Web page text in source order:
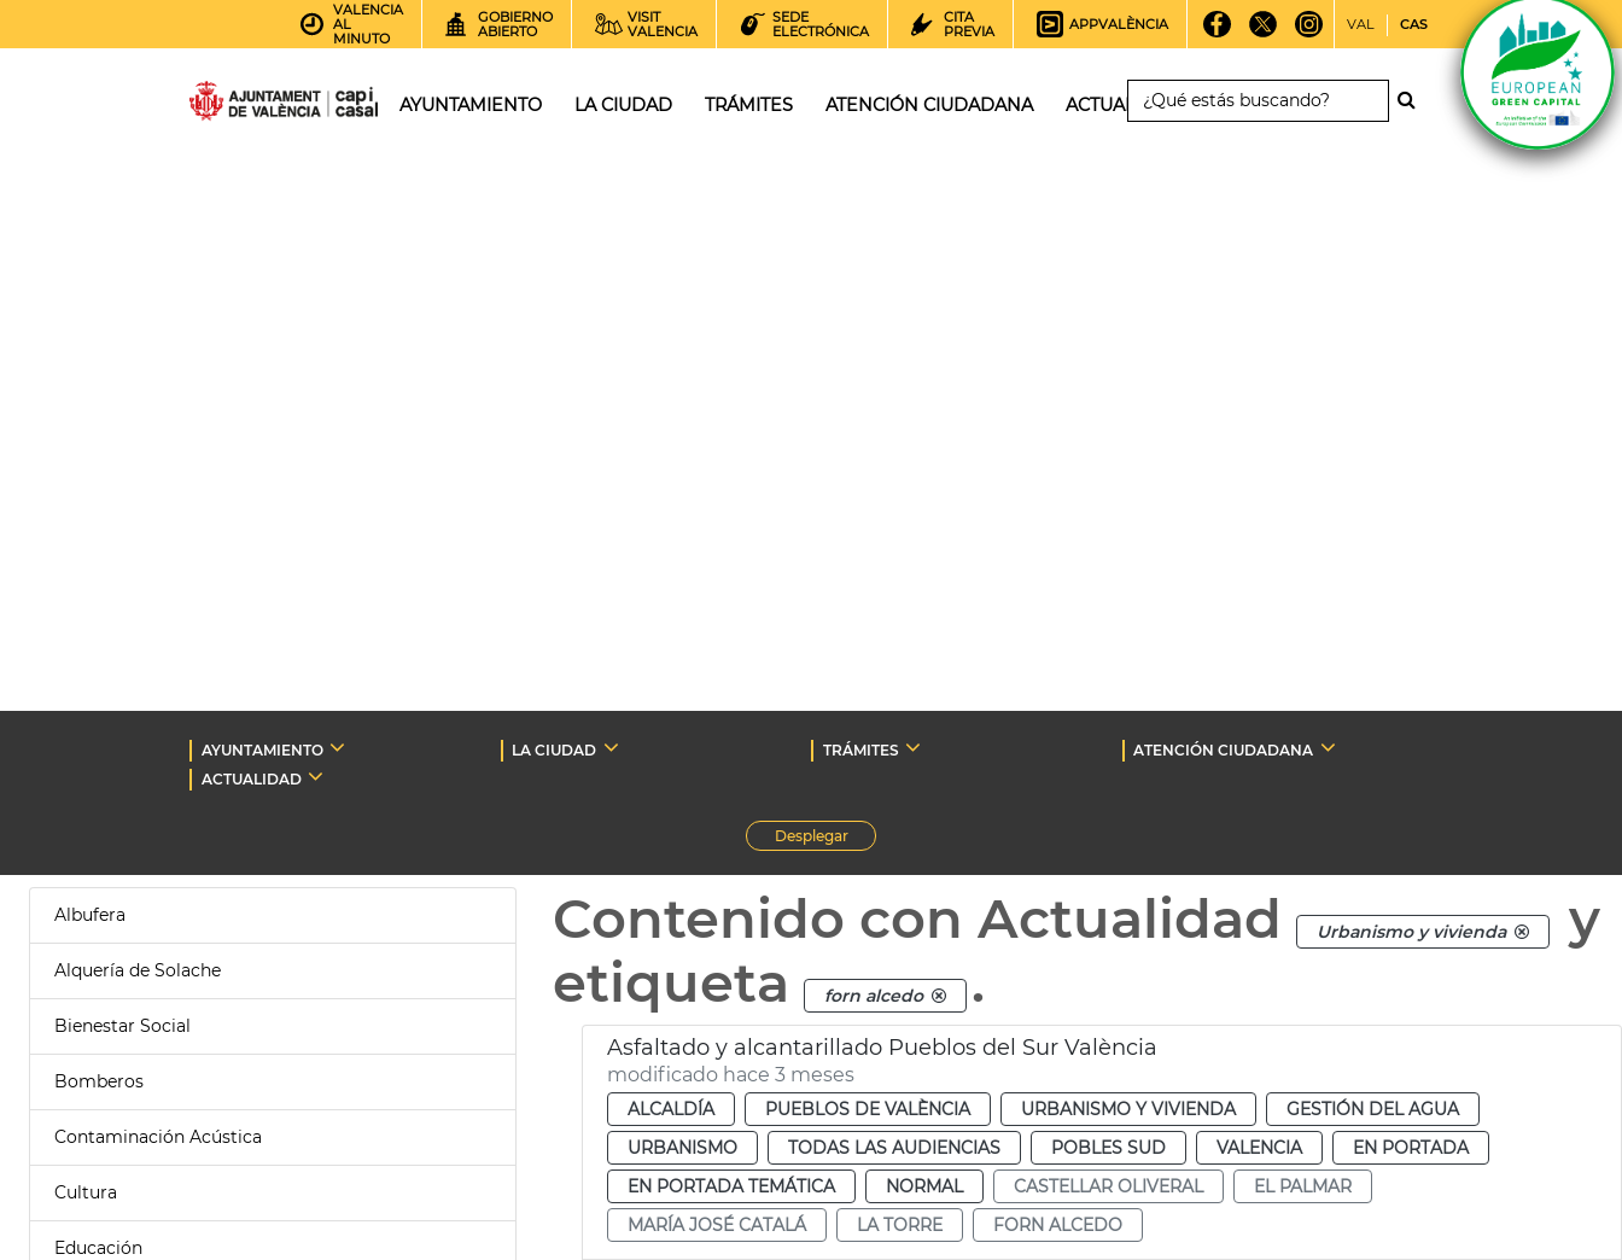
VALENCIA
AL
MINUTO
GOBIERNO
ABIERTO
VISIT
VALENCIA
SEDE
ELECTRÓNICA
CITA
PREVIA
APPVALÈNCIA VAL CAS
AYUNTAMIENTO LA CIUDAD TRÁMITES ATENCIÓN CIUDADANA ACTUALIDAD
AYUNTAMIENTO LA CIUDAD TRÁMITES
ATENCIÓN CIUDADANA
ACTUALIDAD
Desplegar
Albufera
Alquería de Solache
Bienestar Social
Bomberos
Contaminación Acústica
Cultura
Educación
Contenido con Actualidad Urbanismo y vivienda
y
etiqueta
forn alcedo .
Asfaltado y alcantarillado Pueblos del Sur València
modificado hace 3 meses
ALCALDÍA PUEBLOS DE VALÈNCIA URBANISMO Y VIVIENDA
GESTIÓN DEL AGUA
URBANISMO
TODAS LAS AUDIENCIAS POBLES SUD VALENCIA
EN PORTADA
EN PORTADA TEMÁTICA
NORMAL CASTELLAR OLIVERAL
EL PALMAR
MARÍA JOSÉ CATALÁ
LA TORRE FORN ALCEDO